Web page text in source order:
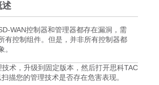
述
WAN控制器和管理器都存在漏洞，需
有控制组件。但是，并非所有控制器都
。
技术，升级到固定版本，然后打开思科TAC
描您的管理技术是否存在危害表现。